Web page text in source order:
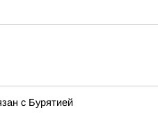
с Бурятией